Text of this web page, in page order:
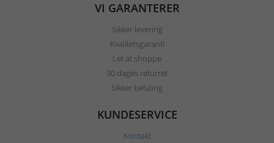
VI GARANTERER
Sikker levering
Kvalitetsgaranti
Let at shoppe
30 dages returret
Sikker betaling
KUNDESERVICE
Kontakt